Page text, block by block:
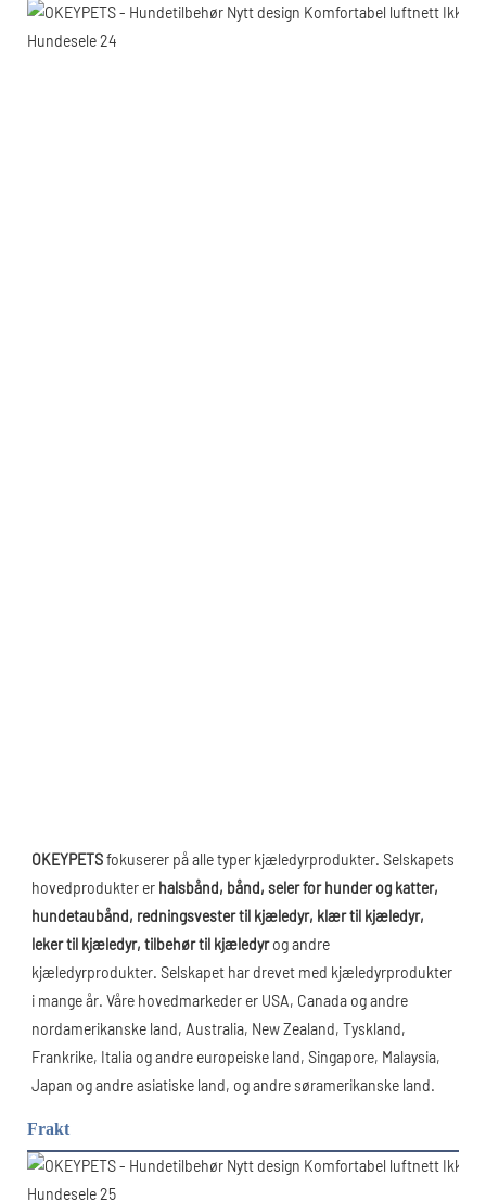
OKEYPETS fokuserer på alle typer kjæledyrprodukter. Selskapets
hovedprodukter er halsbånd, bånd, seler for hunder og katter,
hundetaubånd, redningsvester til kjæledyr, klær til kjæledyr,
leker til kjæledyr, tilbehør til kjæledyr og andre
kjæledyrprodukter. Selskapet har drevet med kjæledyrprodukter
i mange år. Våre hovedmarkeder er USA, Canada og andre
nordamerikanske land, Australia, New Zealand, Tyskland,
Frankrike, Italia og andre europeiske land, Singapore, Malaysia,
Japan og andre asiatiske land, og andre søramerikanske land.
Frakt